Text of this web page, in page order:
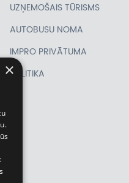
UZŅEMOŠAIS TŪRISMS
AUTOBUSU NOMA
IMPRO PRIVĀTUMA
POLITIKA
×